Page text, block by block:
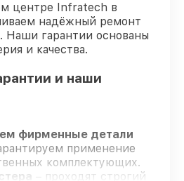
центре Infratech в
надёжный ремонт
Наши гарантии основаны
и качества.
и наши
фирменные детали
применение
комплектующих.
– проходят строгий